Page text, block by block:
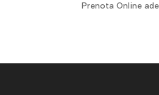
Prenota Online